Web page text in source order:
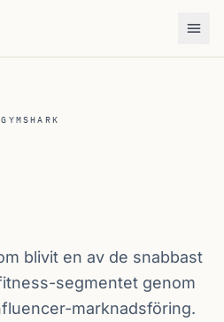
GYMSHARK
blivit en av de snabbast
segmentet genom
marknadsföring.